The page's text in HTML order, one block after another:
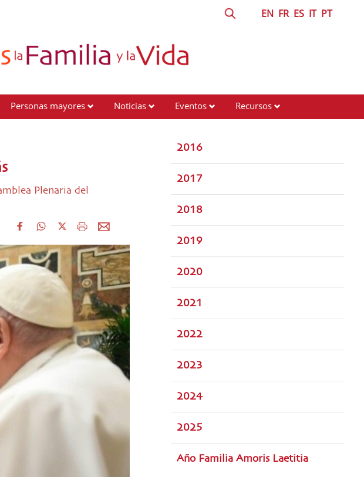
EN FR ES IT PT
Personas mayores Noticias Eventos
Recursos
Plenaria del
2016
2017
2018
2019
2020
2021
2022
2023
2024
2025
Año Familia Amoris Laetitia